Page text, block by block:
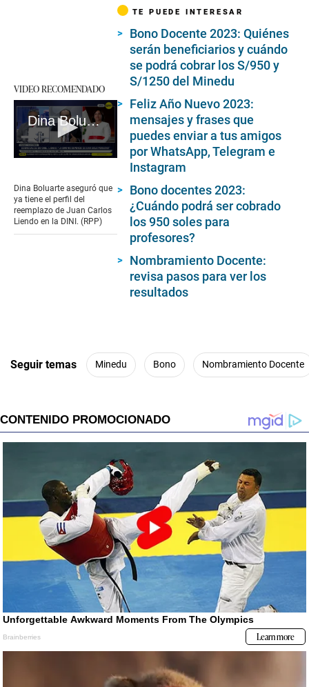
VIDEO RECOMENDADO
Dina Boluarte sobre Juan Carlos Liendo
of
3
minutes,
13
Dina Boluarte aseguró que
ya tiene el perfil del
reemplazo de Juan Carlos
Liendo en la DINI. (RPP)
TE PUEDE INTERESAR
Bono Docente 2023: Quiénes
serán beneficiarios y cuándo
se podrá cobrar los S/950 y
S/1250 del Minedu
Feliz Año Nuevo 2023:
mensajes y frases que
puedes enviar a tus amigos
por WhatsApp, Telegram e
Instagram
Bono docentes 2023:
¿Cuándo podrá ser cobrado
los 950 soles para
profesores?
Nombramiento Docente:
revisa pasos para ver los
resultados
Seguir temas Minedu Bono Nombramiento Docente